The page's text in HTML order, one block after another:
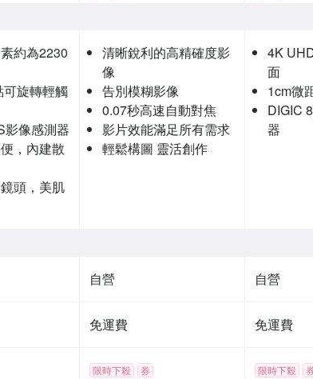
約為2230
旋轉輕觸
影像感測器
，內建散
頭，美肌
清晰銳利的高精確度影
像
告別模糊影像
0.07秒高速自動對焦
影片效能滿足所有需求
輕鬆構圖 靈活創作
4K
面
1cm微
DIGIC
器
自營 自營
免運費 免運費
限時下殺 券 限時下殺